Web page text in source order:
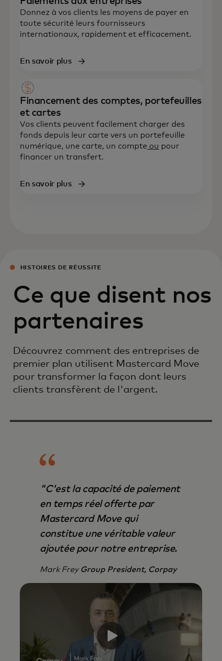
Donnez à vos clients les moyens de payer en
toute sécurité leurs fournisseurs
internationaux, rapidement et efficacement.
En savoir plus
Financement des comptes, portefeuilles
et cartes
Vos clients peuvent facilement charger des
fonds depuis leur carte vers un portefeuille
numérique, une carte, un compte ou pour
financer un transfert.
En savoir plus
HISTOIRES DE RÉUSSITE
Ce que disent nos
partenaires
Découvrez comment des entreprises de
premier plan utilisent Mastercard Move
pour transformer la façon dont leurs
clients transfèrent de l'argent.
"C'est la capacité de paiement
en temps réel offerte par
Mastercard Move qui
constitue une véritable valeur
ajoutée pour notre entreprise.
Mark Frey Group President, Corpay